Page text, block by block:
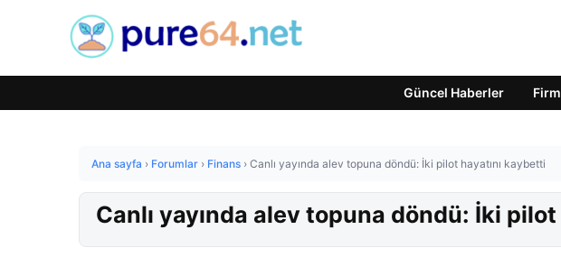
Güncel Haberler
Ana sayfa › Forumlar › Finans › Canlı yayında alev topuna döndü: İki pilot hayatını kaybetti
Canlı yayında alev topuna döndü: İki